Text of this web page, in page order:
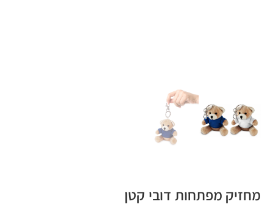
מחזיק מפתחות דובי קטן